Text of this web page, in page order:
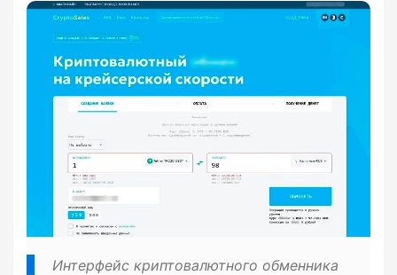
Интерфейс криптовалютного обменника